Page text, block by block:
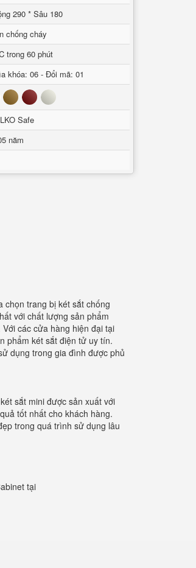
290 * Sâu 180
chống cháy
trong 60 phút
khóa: 06 - Đổi mã: 01
Nâu Đỏ Trắng
Safe
năm
trang bị két sắt chống
với chất lượng sản phẩm
các cửa hàng hiện đại tại
phẩm két sắt điện tử uy tín.
dụng trong gia đình được phủ
sắt mini được sản xuất với
tốt nhất cho khách hàng.
trong quá trình sử dụng lâu
tại